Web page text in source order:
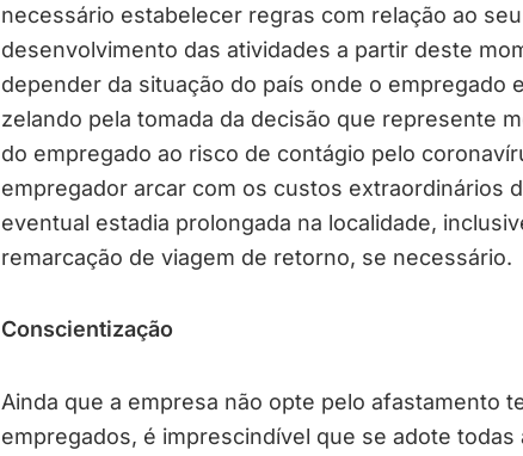
necessário estabelecer regras com relação ao
desenvolvimento das atividades a partir deste
depender da situação do país onde o empregado
zelando pela tomada da decisão que represente
do empregado ao risco de contágio pelo
empregador arcar com os custos extraordinários
eventual estadia prolongada na localidade,
remarcação de viagem de retorno, se necessário.
Conscientização
Ainda que a empresa não opte pelo afastamento
empregados, é imprescindível que se adote todas